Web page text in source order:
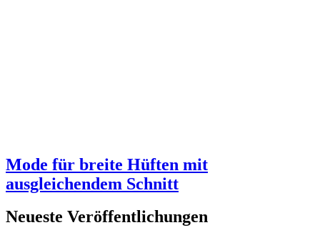
Mode für breite Hüften mit
ausgleichendem Schnitt
Neueste Veröffentlichungen